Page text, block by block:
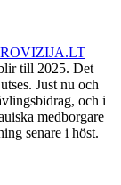
till 2025. Det
Just nu och
och i
medborgare
senare i höst.